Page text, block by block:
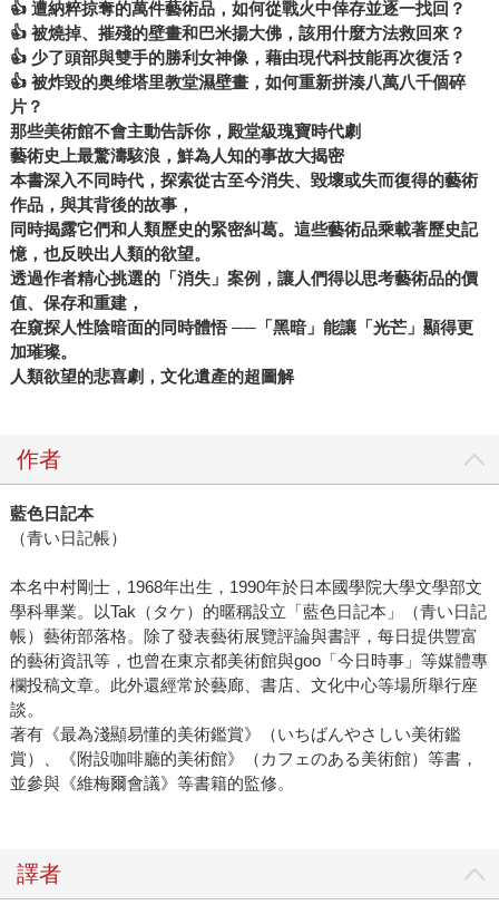
👍 遭納粹掠奪的萬件藝術品，如何從戰火中倖存並逐一找回？
👍 被燒掉、摧殘的壁畫和巴米揚大佛，該用什麼方法救回來？
👍 少了頭部與雙手的勝利女神像，藉由現代科技能再次復活？
👍 被炸毀的奥维塔里教堂濕壁畫，如何重新拼湊八萬八千個碎
片？
那些美術館不會主動告訴你，殿堂級瑰寶時代劇
藝術史上最驚濤駭浪，鮮為人知的事故大揭密
本書深入不同時代，探索從古至今消失、毀壞或失而復得的藝術
作品，與其背後的故事，
同時揭露它們和人類歷史的緊密糾葛。這些藝術品乘載著歷史記
憶，也反映出人類的欲望。
透過作者精心挑選的「消失」案例，讓人們得以思考藝術品的價
值、保存和重建，
在窺探人性陰暗面的同時體悟 ──「黑暗」能讓「光芒」顯得更
加璀璨。
人類欲望的悲喜劇，文化遺產的超圖解
作者
藍色日記本
（青い日記帳）
本名中村剛士，1968年出生，1990年於日本國學院大學文學部文
學科畢業。以Tak（タケ）的暱稱設立「藍色日記本」（青い日記
帳）藝術部落格。除了發表藝術展覽評論與書評，每日提供豐富
的藝術資訊等，也曾在東京都美術館與goo「今日時事」等媒體專
欄投稿文章。此外還經常於藝廊、書店、文化中心等場所舉行座
談。
著有《最為淺顯易懂的美術鑑賞》（いちばんやさしい美術鑑
賞）、《附設咖啡廳的美術館》（カフェのある美術館）等書，
並參與《維梅爾會議》等書籍的監修。
譯者